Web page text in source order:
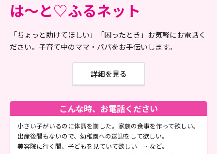
は～と♡ふるネット
「ちょっと助けてほしい」「困ったとき」お気軽にお電話く
ださい。子育て中のママ・パパをお手伝いします。
詳細を見る
こんな時、お電話ください
小さい子がいるのに体調を崩した。家族の食事を作って欲しい。
出産後間もないので、幼稚園への送迎をして欲しい。
美容院に行く間、子どもを見ていて欲しい …など。